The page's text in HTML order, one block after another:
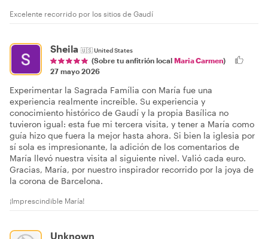
Excelente recorrido por los sitios de Gaudí
Sheila 🇺🇸United States
(Sobre tu anfitrión local Maria Carmen)
27 mayo 2026
Experimentar la Sagrada Família con María fue una
experiencia realmente increíble. Su experiencia y
conocimiento histórico de Gaudí y la propia Basílica no
tuvieron igual: esta fue mi tercera visita, y tener a María como
guía hizo que fuera la mejor hasta ahora. Si bien la iglesia por
sí sola es impresionante, la adición de los comentarios de
María llevó nuestra visita al siguiente nivel. Valió cada euro.
Gracias, María, por nuestro inspirador recorrido por la joya de
la corona de Barcelona.
¡Imprescindible María!
Unknown